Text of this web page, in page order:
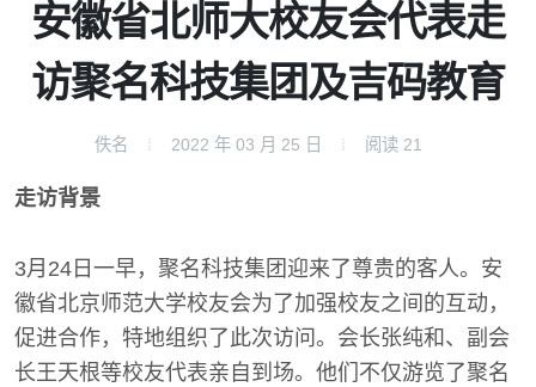
安徽省北师大校友会代表走
访聚名科技集团及吉码教育
佚名 2022 年 03 月 25 日 阅读 21
走访背景
3月24日一早，聚名科技集团迎来了尊贵的客人。安
徽省北京师范大学校友会为了加强校友之间的互动，
促进合作，特地组织了此次访问。会长张纯和、副会
长王天根等校友代表亲自到场。他们不仅游览了聚名